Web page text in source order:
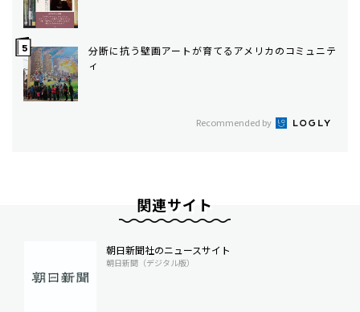
分断に抗う壁画――アートが育てるアメリカのコミュニテ
ィ
Recommended by
関連サイト
朝日新聞社のニュースサイト
朝日新聞（デジタル版）